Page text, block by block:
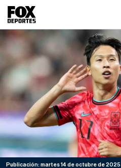
Publicación: martes 14 de octubre de 2025